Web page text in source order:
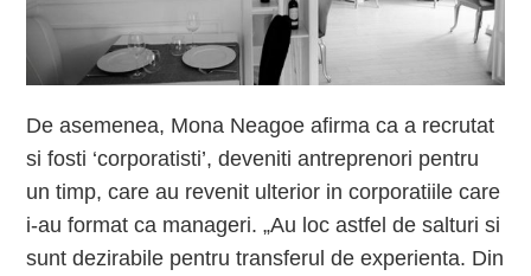
De asemenea, Mona Neagoe afirma ca a recrutat
si fosti ‘corporatisti’, deveniti antreprenori pentru
un timp, care au revenit ulterior in corporatiile care
i-au format ca manageri. „Au loc astfel de salturi si
sunt dezirabile pentru transferul de experienta. Din